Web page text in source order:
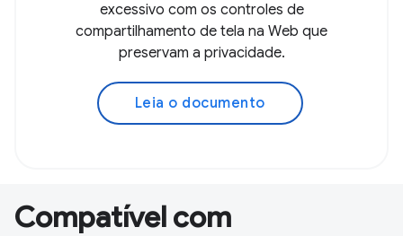
excessivo com os controles de
compartilhamento de tela na Web que
preservam a privacidade.
Leia o documento
Compatível com